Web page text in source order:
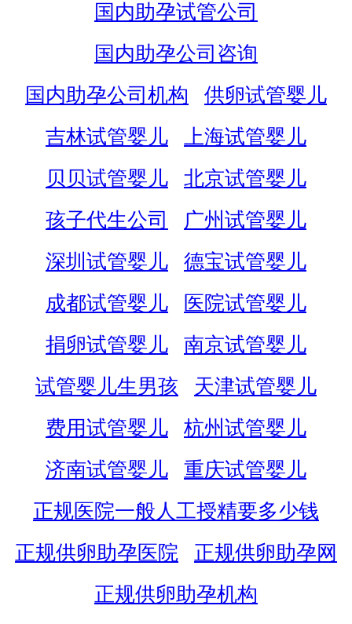
国内助孕试管公司
国内助孕公司咨询
国内助孕公司机构
供卵试管婴儿
吉林试管婴儿
上海试管婴儿
贝贝试管婴儿
北京试管婴儿
孩子代生公司
广州试管婴儿
深圳试管婴儿
德宝试管婴儿
成都试管婴儿
医院试管婴儿
捐卵试管婴儿
南京试管婴儿
试管婴儿生男孩
天津试管婴儿
费用试管婴儿
杭州试管婴儿
济南试管婴儿
重庆试管婴儿
正规医院一般人工授精要多少钱
正规供卵助孕医院
正规供卵助孕网
正规供卵助孕机构